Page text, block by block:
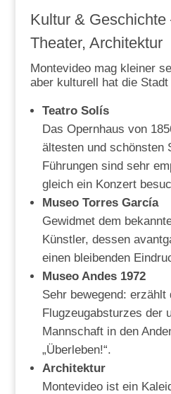
Kultur & Geschichte
Theater, Architektur
Montevideo mag kleiner
aber kulturell hat die
Teatro Solís
Das Opernhaus von
ältesten und schönsten
Führungen sind sehr
gleich ein Konzert
Museo Torres García
Gewidmet dem
Künstler, dessen
einen bleibenden
Museo Andes 1972
Sehr bewegend:
Flugzeugabsturzes der
Mannschaft in den
„Überleben!“.
Architektur
Montevideo ist ein